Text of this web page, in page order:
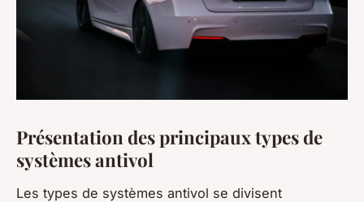
Présentation des principaux types de
systèmes antivol
Les types de systèmes antivol se divisent